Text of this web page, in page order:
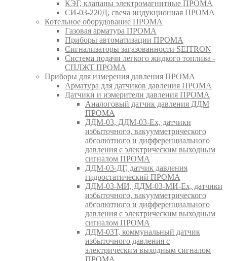
КЭГ, клапаны электромагнитные ПРОМА
СИ-03-220Д, свеча индукционная ПРОМА
Котельное оборудование ПРОМА
Газовая арматура ПРОМА
Приборы автоматизации ПРОМА
Сигнализаторы загазованности SEITRON
Система подачи легкого жидкого топлива -
СПЛЖТ ПРОМА
Приборы для измерения давления ПРОМА
Арматура для датчиков давления ПРОМА
Датчики и измерители давления ПРОМА
Аналоговый датчик давления ДДМ
ПРОМА
ДДМ-03, ДДМ-03-Ех, датчики
избыточного, вакуумметрического
абсолютного и дифференциального
давления с электрическим выходным
сигналом ПРОМА
ДДМ-03-ДГ, датчик давления
гидростатический ПРОМА
ДДМ-03-МИ, ДДМ-03-МИ-Ех, датчики
избыточного, вакуумметрического
абсолютного и дифференциального
давления с электрическим выходным
сигналом ПРОМА
ДДМ-03Т, коммунальный датчик
избыточного давления с
электрическим выходным сигналом
ПРОМА